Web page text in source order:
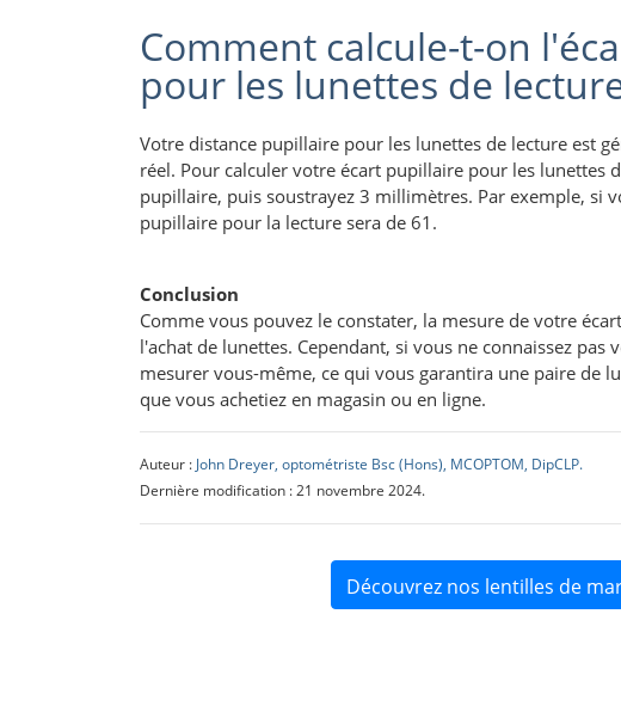
Comment calcule-t-on
pour les lunettes de
Votre distance pupillaire pour les lunettes de lecture est
réel. Pour calculer votre écart pupillaire pour les lunettes
pupillaire, puis soustrayez 3 millimètres. Par exemple, si
pupillaire pour la lecture sera de 61.
Conclusion
Comme vous pouvez le constater, la mesure de votre
l'achat de lunettes. Cependant, si vous ne connaissez
mesurer vous-même, ce qui vous garantira une paire de
que vous achetiez en magasin ou en ligne.
Auteur : John Dreyer, optométriste Bsc (Hons), MCOPTOM, DipCLP.
Dernière modification : 21 novembre 2024.
Découvrez nos lentilles de